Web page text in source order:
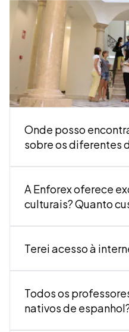
Onde posso
sobre os diferentes
A Enforex oferece
culturais? Quanto
Terei acesso à
Todos os
nativos de